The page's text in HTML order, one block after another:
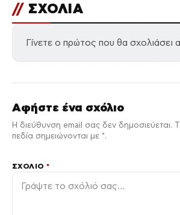
// ΣΧΟΛΙΑ
Γίνετε ο πρώτος που θα σχολιάσει
Αφήστε ένα σχόλιο
Η διεύθυνση email σας δεν δημοσιεύεται.
πεδία σημειώνονται με *.
ΣΧΌΛΙΟ*